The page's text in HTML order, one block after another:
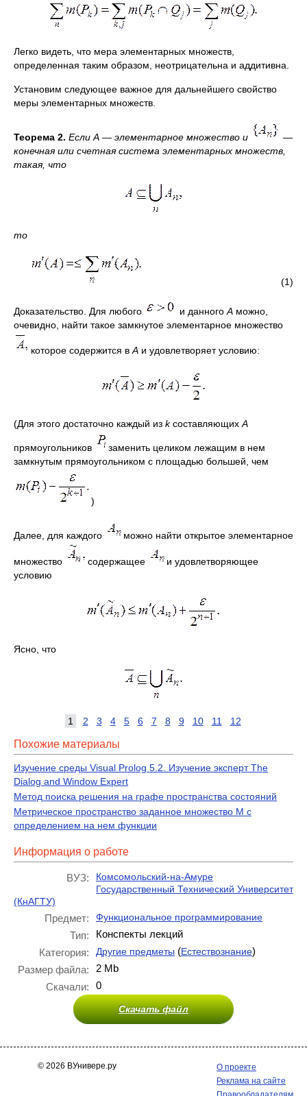
Легко видеть, что мера элементарных множеств,
определенная таким образом, неотрицательна и аддитивна.
Установим следующее важное для дальнейшего свойство
меры элементарных множеств.
Теорема 2. Если А — элементарное множество и
—
конечная или счетная система элементарных множеств,
такая, что
то
(1)
Доказательство. Для любого и данного А можно,
очевидно, найти такое замкнутое элементарное множество
которое содержится в А и удовлетворяет условию:
(Для этого достаточно каждый из kсоставляющих А
прямоугольников
заменить целиком лежащим в нем
замкнутым прямоугольником с площадью большей, чем
)
Далее, для каждого можно найти открытое элементарное
множество содержащее
и удовлетворяющее
условию
Ясно, что
1 2 3 4 5 6 7 8 9 10 11 12
Похожие материалы
Изучение среды Visual Prolog 5.2. Изучение эксперт The
Dialog and Window Expert
Метод поиска решения на графе пространства состояний
Метрическое пространство заданное множество M с
определением на нем функции
Информация о работе
ВУЗ:
Комсомольский-на-Амуре
Государственный Технический Университет
(КнАГТУ)
Предмет: Функциональное программирование
Тип:
Конспекты лекций
Категория:
Другие предметы (Естествознание)
Размер файла:
2 Mb
Скачали:
0
Скачать файл
© 2026 ВУнивере.ру
О проекте
Реклама на сайте